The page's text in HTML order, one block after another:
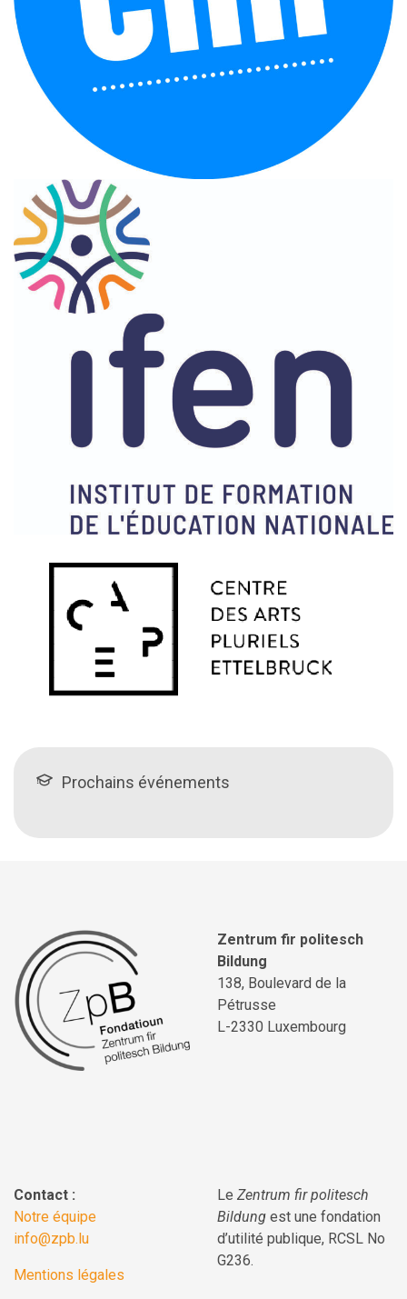
Prochains événements
Zentrum fir politesch
Bildung
138, Boulevard de la
Pétrusse
L-2330 Luxembourg
Contact :
Notre équipe
info@zpb.lu
Mentions légales
Le Zentrum fir politesch
Bildung est une fondation
d’utilité publique, RCSL No
G236.